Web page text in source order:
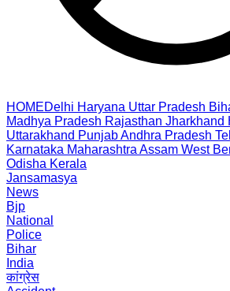
HOMEDelhi Haryana Uttar Pradesh
Madhya Pradesh Rajasthan Jharkhand
Uttarakhand PunjabAndhra Pradesh
Karnataka Maharashtra Assam West
Odisha Kerala
Jansamasya
News
Bjp
National
Police
Bihar
India
कांग्रेस